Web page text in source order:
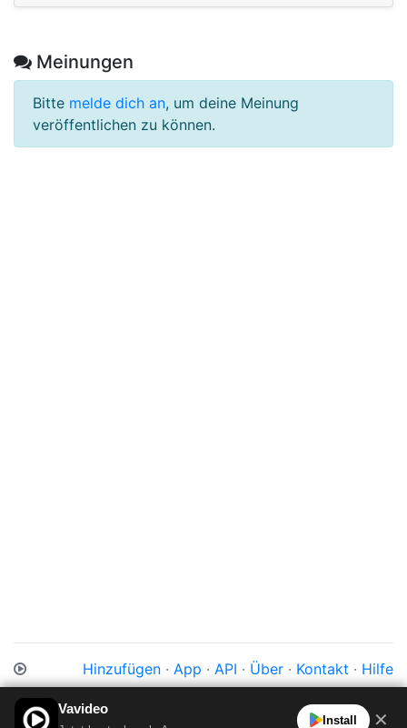
Meinungen
Bitte melde dich an, um deine Meinung
veröffentlichen zu können.
Hinzufügen · App · API · Über · Kontakt · Hilfe
Impressum
Vavideo
Install ✕